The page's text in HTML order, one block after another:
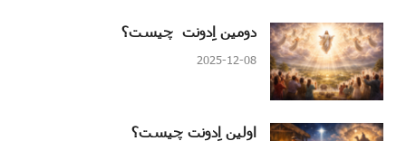
دومین اِدونت چیست؟
2025-12-08
اولین اِدونت چیست؟